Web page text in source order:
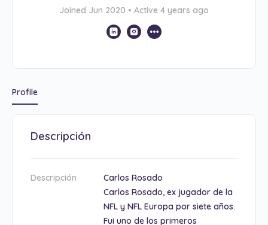
Joined Jun 2020 • Active 4 years ago
Profile
Descripción
Descripción
Carlos Rosado
Carlos Rosado, ex jugador de la
NFL y NFL Europa por siete años.
Fui uno de los primeros